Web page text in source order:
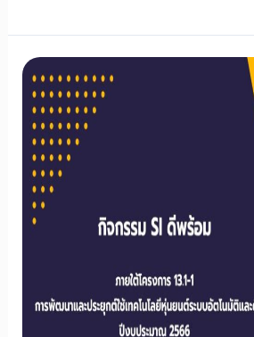
และ
ประยุกต์
ใช้
เทคโนโลยี
หุ่น
ยนต์
ระบบ
อัตโนมัติ